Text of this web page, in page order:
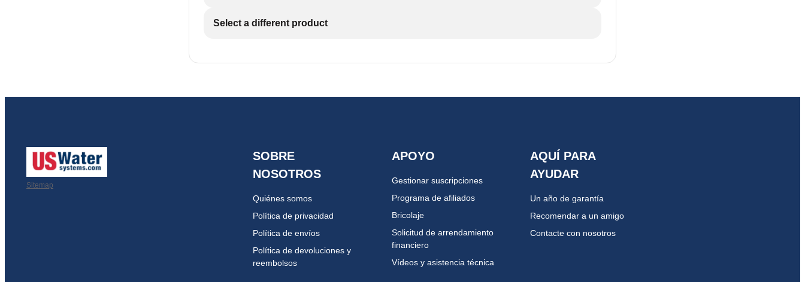
Select a different product
Sitemap
SOBRE
NOSOTROS
Quiénes somos
Política de privacidad
Política de envíos
Política de devoluciones y
reembolsos
APOYO
Gestionar suscripciones
Programa de afiliados
Bricolaje
Solicitud de arrendamiento
financiero
Vídeos y asistencia técnica
AQUÍ PARA
AYUDAR
Un año de garantía
Recomendar a un amigo
Contacte con nosotros